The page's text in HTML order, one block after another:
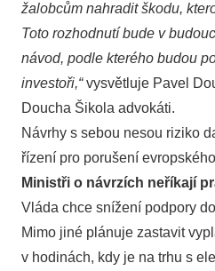
žalobcům nahradit škodu,
Toto rozhodnutí bude v
návod, podle kterého budou
investoři,“vysvětluje Pavel
Doucha Šikola advokáti.
Návrhy s sebou nesou riziko
řízení pro porušení
Ministři o návrzích neříkají
Vláda chce snížení podpory
Mimo jiné plánuje zastavit
v hodinách, kdy je na trhu s